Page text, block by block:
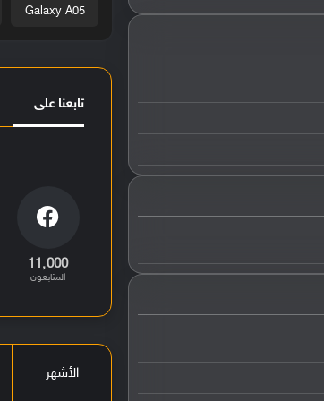
Galaxy A05
تابعنا على
11٬000
المتابعون
الأشهر